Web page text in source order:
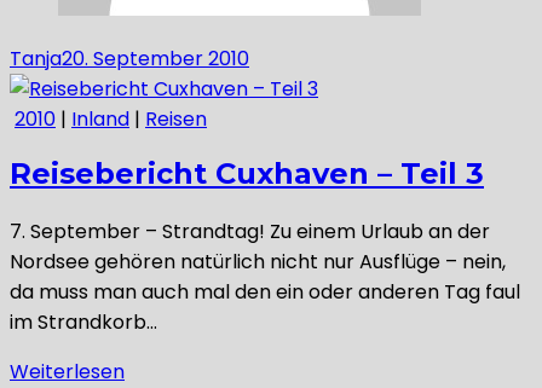
Tanja20. September 2010
2010 | Inland | Reisen
Reisebericht Cuxhaven – Teil 3
7. September – Strandtag! Zu einem Urlaub an der
Nordsee gehören natürlich nicht nur Ausflüge – nein,
da muss man auch mal den ein oder anderen Tag faul
im Strandkorb…
Weiterlesen